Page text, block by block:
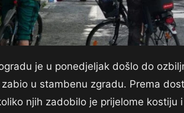
je u ponedjeljak došlo do
u stambenu zgradu. Prema
njih zadobilo je prijelome